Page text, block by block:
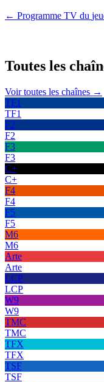
← Programme TV du
Toutes les
Voir toutes les chaînes →
TF1
TF1
F2
F2
F3
F3
C+
C+
F4
F4
F5
F5
M6
M6
Arte
Arte
LCP
LCP
W9
W9
TMC
TMC
TFX
TFX
TSF
TSF